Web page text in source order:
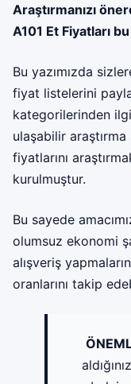
Araştırmanızı
A101 Et Fiyatları
Bu yazımızda
fiyat listelerini
kategorilerinden
ulaşabilir
fiyatlarını
kurulmuştur.
Bu sayede
olumsuz ekonomi
alışveriş
oranlarını takip